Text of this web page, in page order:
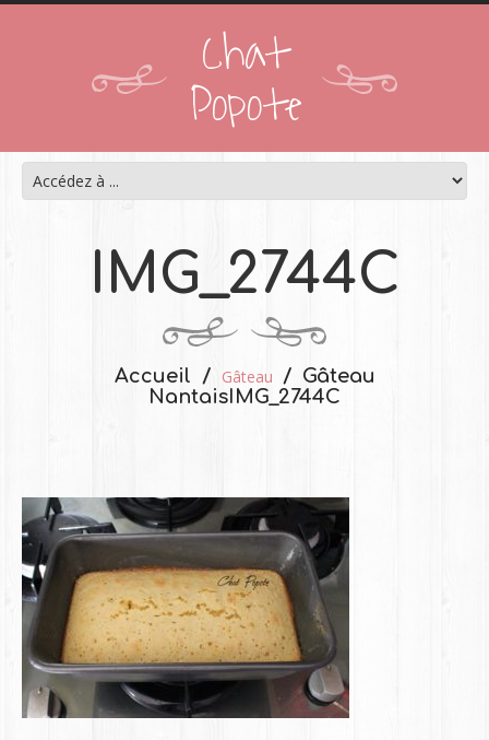
Chat
Popote
IMG_2744C
Accueil Gâteau
Gâteau
NantaisIMG_2744C